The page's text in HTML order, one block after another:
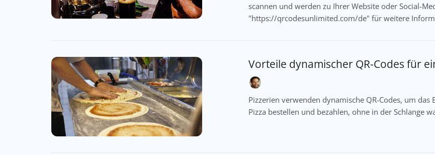
scannen und werden zu Ihrer Website oder Social-
"https://qrcodesunlimited.com/de" für weitere
Vorteile dynamischer QR-Codes für
Pizzerien verwenden dynamische QR-Codes, um
Pizza bestellen und bezahlen, ohne in der Schlange